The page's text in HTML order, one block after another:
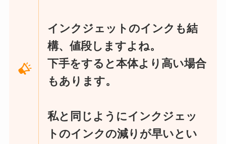
インクジェットのインクも結
構、値段しますよね。
下手をすると本体より高い場合
もあります。
私と同じようにインクジェッ
トのインクの減りが早いとい